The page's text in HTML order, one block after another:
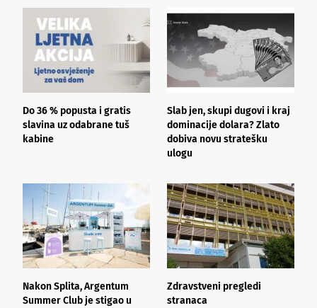
Do 36 % popusta i gratis
slavina uz odabrane tuš
kabine
Slab jen, skupi dugovi i kraj
dominacije dolara? Zlato
dobiva novu stratešku
ulogu
Nakon Splita, Argentum
Summer Club je stigao u
Zdravstveni pregledi
stranaca